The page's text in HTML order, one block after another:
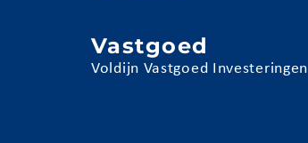
Vastgoed
Voldijn Vastgoed Investeringen